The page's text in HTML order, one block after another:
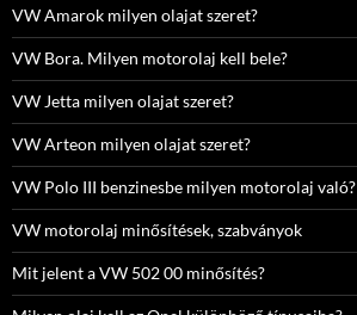
VW Amarok milyen olajat szeret?
VW Bora. Milyen motorolaj kell bele?
VW Jetta milyen olajat szeret?
VW Arteon milyen olajat szeret?
VW Polo III benzinesbe milyen motorolaj való?
VW motorolaj minősítések, szabványok
Mit jelent a VW 502 00 minősítés?